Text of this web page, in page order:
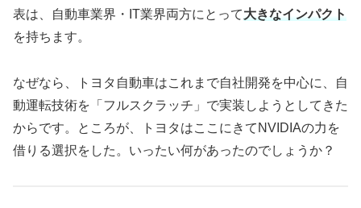
表は、自動車業界・IT業界両方にとって大きなインパクト
を持ちます。
なぜなら、トヨタ自動車はこれまで自社開発を中心に、自
動運転技術を「フルスクラッチ」で実装しようとしてきた
からです。ところが、トヨタはここにきてNVIDIAの力を
借りる選択をした。いったい何があったのでしょうか？